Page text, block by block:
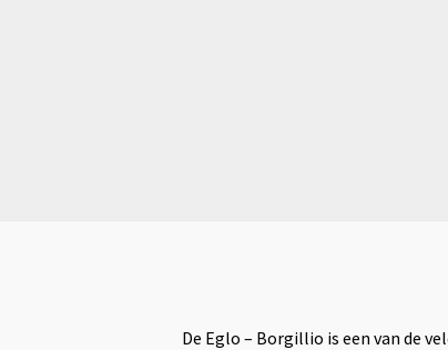
De Eglo – Borgillio is een van de